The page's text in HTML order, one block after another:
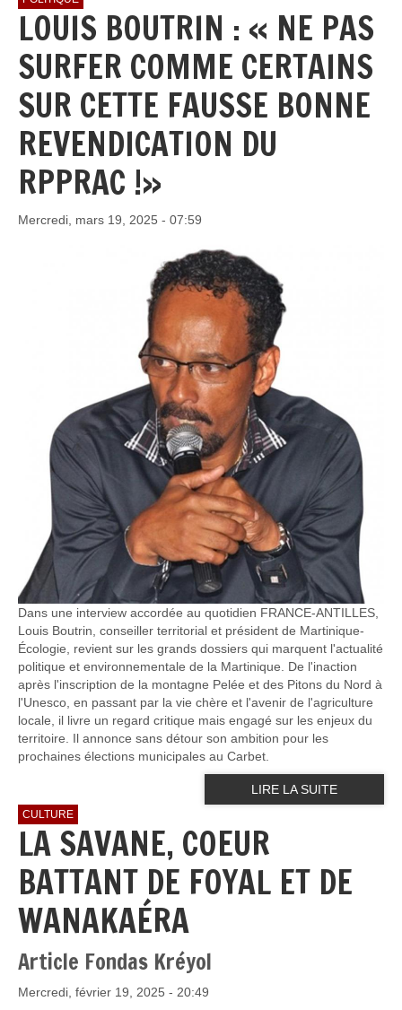
LOUIS BOUTRIN : « NE PAS
SURFER COMME CERTAINS
SUR CETTE FAUSSE BONNE
REVENDICATION DU
RPPRAC !»
Mercredi, mars 19, 2025 - 07:59
Dans une interview accordée au quotidien FRANCE-ANTILLES,
Louis Boutrin, conseiller territorial et président de Martinique-
Écologie, revient sur les grands dossiers qui marquent l'actualité
politique et environnementale de la Martinique. De l'inaction
après l'inscription de la montagne Pelée et des Pitons du Nord à
l'Unesco, en passant par la vie chère et l'avenir de l'agriculture
locale, il livre un regard critique mais engagé sur les enjeux du
territoire. Il annonce sans détour son ambition pour les
prochaines élections municipales au Carbet.
LIRE LA SUITE
CULTURE
LA SAVANE, COEUR
BATTANT DE FOYAL ET DE
WANAKAÉRA
Article Fondas Kréyol
Mercredi, février 19, 2025 - 20:49